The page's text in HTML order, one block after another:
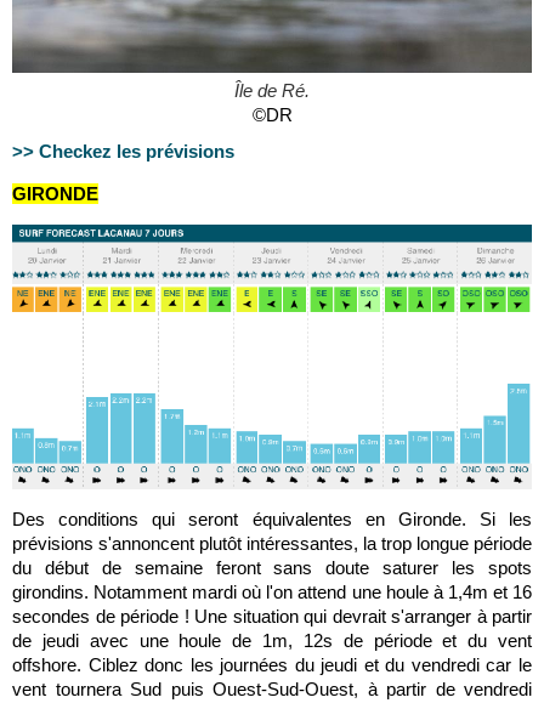
Île de Ré.
©DR
>> Checkez les prévisions
GIRONDE
Des conditions qui seront équivalentes en Gironde. Si les
prévisions s'annoncent plutôt intéressantes, la trop longue période
du début de semaine feront sans doute saturer les spots
girondins. Notamment mardi où l'on attend une houle à 1,4m et 16
secondes de période ! Une situation qui devrait s'arranger à partir
de jeudi avec une houle de 1m, 12s de période et du vent
offshore. Ciblez donc les journées du jeudi et du vendredi car le
vent tournera Sud puis Ouest-Sud-Ouest, à partir de vendredi